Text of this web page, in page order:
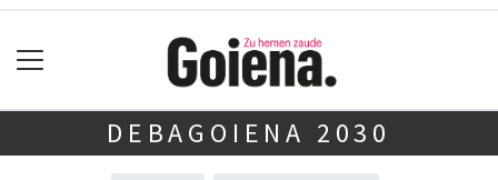
DEBAGOIENA 2030